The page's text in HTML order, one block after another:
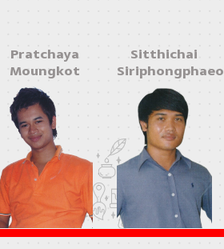
Pratchaya
Moungkot
Sitthichai
Siriphongphaeo